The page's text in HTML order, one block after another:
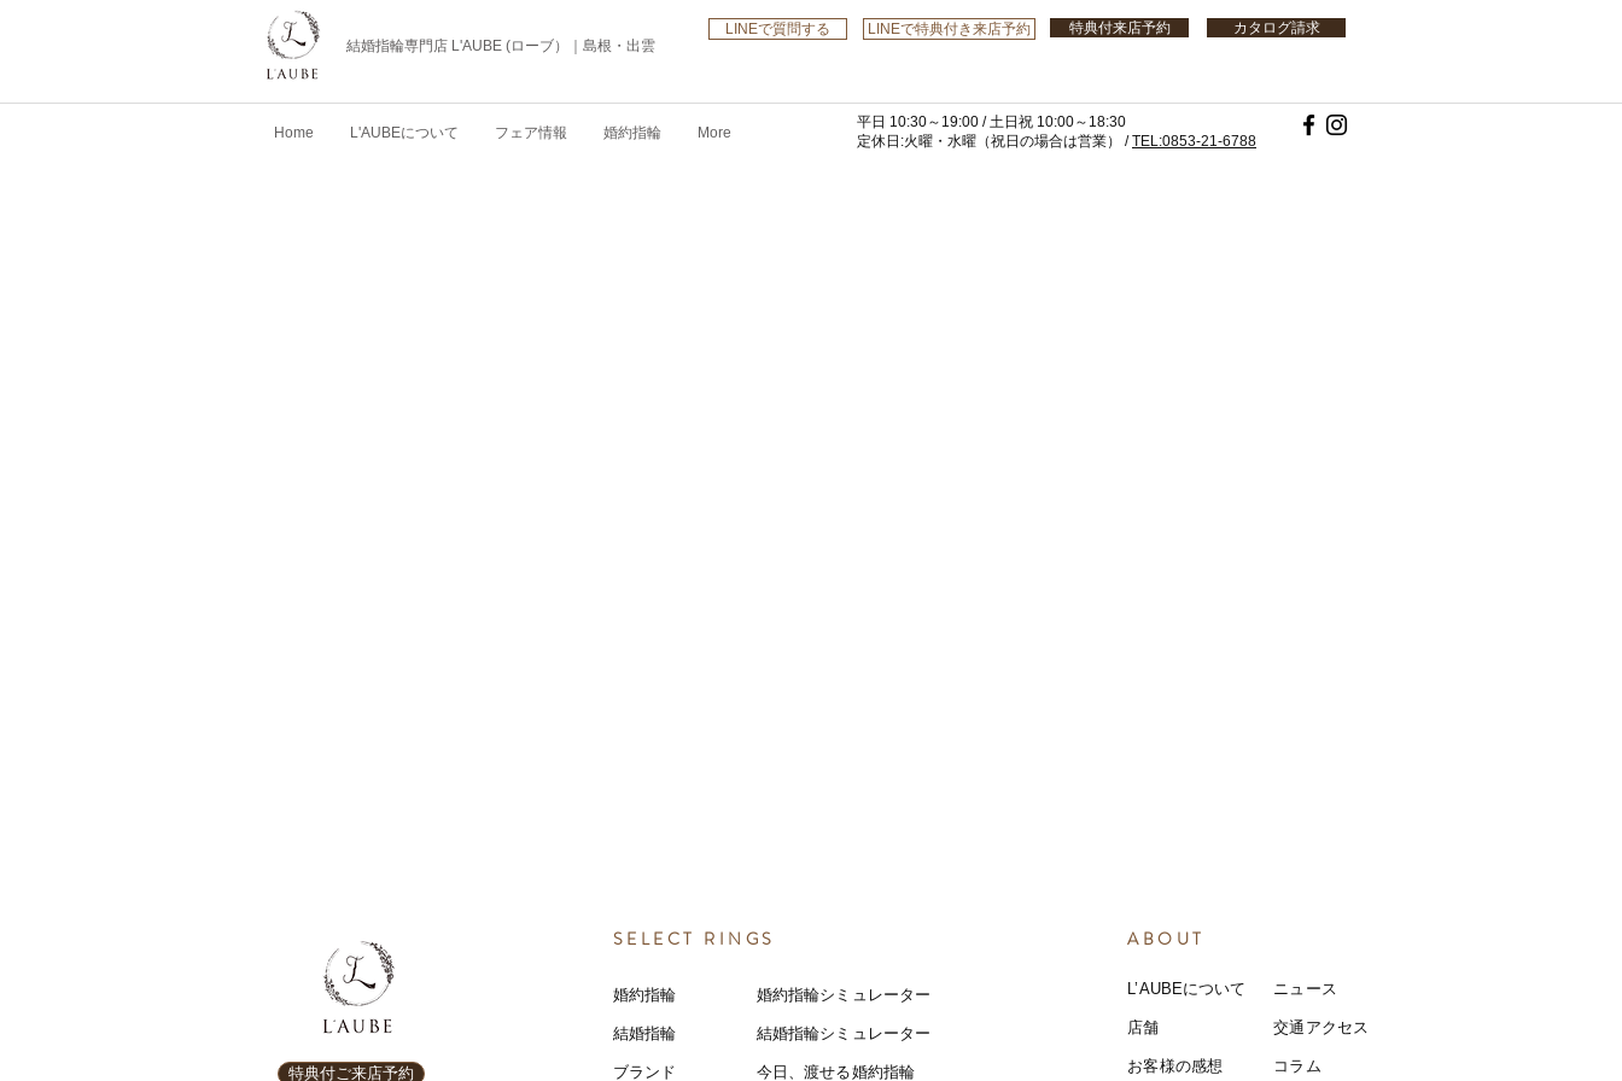
結婚指輪専門店 L'AUBE (ローブ）｜島根・出雲
LINEで質問する LINEで特典付き来店予約 特典付来店予約 カタログ請求
Home L'AUBEについて フェア情報 婚約指輪 More
平日 10:30～19:00 /土日祝 10:00～18:30
​定休日:火曜・水曜 （祝日の場合は営業） /TEL:0853-21-6788
特典付ご来店予約
SELECT RINGS
婚約指輪
結婚指輪
ブランド
婚約指輪シミュレーター
結婚指輪シミ ュ レーター
今日、渡せる婚約指輪
ABOUT
L’AUBEについて
店舗
お客様の感想
​ニュース
​交通アクセス
コラム